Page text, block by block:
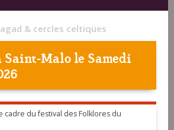
& cercles celtiques
Saint-Malole Samedi
cadre du festival des Folklores du